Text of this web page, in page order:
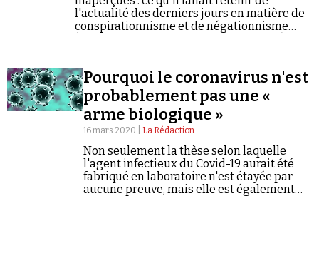
Revues de presse
Newsletter
l'actualité des derniers jours en matière de
conspirationnisme et de négationnisme
Pourquoi le coronavirus n'est
probablement pas une «
arme biologique »
16 mars 2020 | La Rédaction
Non seulement la thèse selon laquelle
l'agent infectieux du Covid-19 aurait été
fabriqué en laboratoire n'est étayée par
aucune preuve, mais elle est également